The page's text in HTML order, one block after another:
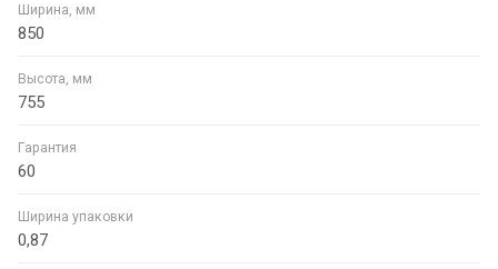
Ширина, мм
850
Высота, мм
755
Гарантия
60
Ширина упаковки
0,87